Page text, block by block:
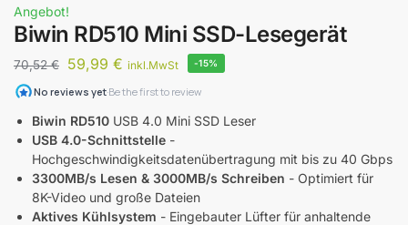
Angebot!
Biwin RD510 Mini SSD-Lesegerät
70,52€ 59,99 € inkl.MwSt -15%
Biwin RD510 USB 4.0 Mini SSD Leser
USB 4.0-Schnittstelle -
Hochgeschwindigkeitsdatenübertragung mit bis zu 40 Gbps
3300MB/s Lesen & 3000MB/s Schreiben - Optimiert für
8K-Video und große Dateien
Aktives Kühlsystem - Eingebauter Lüfter für anhaltende